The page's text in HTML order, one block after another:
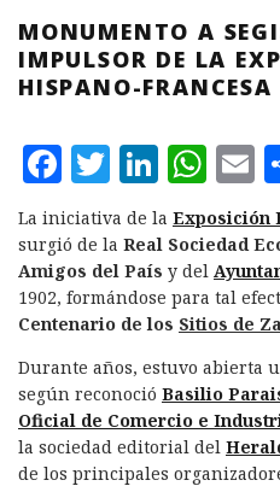
MONUMENTO A
IMPULSOR DE LA
HISPANO-
F
a
c
e
b
o
o
k
T
w
it
te
r
L
i
n
k
e
d
I
n
W
h
at
s
A
p
p
E
l
La iniciativa de la Exposición
surgió de la Real Sociedad
Amigos del País y del
1902, formándose para tal
Centenario de los Sitios de
Durante años, estuvo abierta
según reconoció Basilio
Oficial de Comercio e
la sociedad editorial del
de los principales